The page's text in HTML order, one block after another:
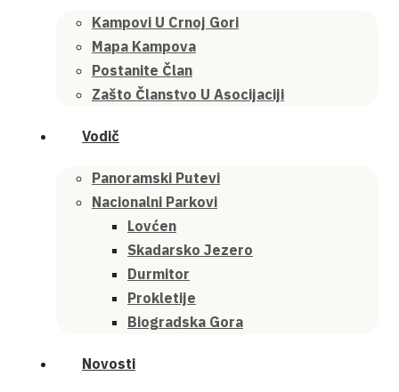
Kampovi U Crnoj Gori
Mapa Kampova
Postanite Član
Zašto Članstvo U Asocijaciji
Vodič
Panoramski Putevi
Nacionalni Parkovi
Lovćen
Skadarsko Jezero
Durmitor
Prokletije
Biogradska Gora
Novosti